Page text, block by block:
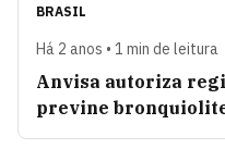
BRASIL
Há 2 anos • 1 min de leitura
Anvisa autoriza
previne